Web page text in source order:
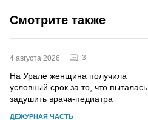
Смотрите также
4 августа 2026 3
На Урале женщина получила
условный срок за то, что пыталась
задушить врача-педиатра
ДЕЖУРНАЯ ЧАСТЬ